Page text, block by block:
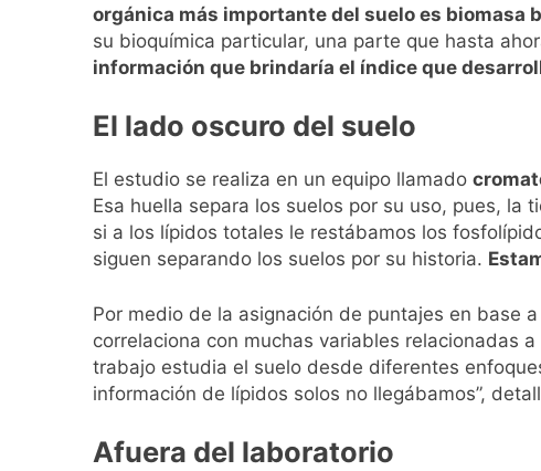
orgánica más importante del suelo es biomasa
su bioquímica particular, una parte que hasta
información que brindaría el índice que
El lado oscuro del suelo
El estudio se realiza en un equipo llamado
Esa huella separa los suelos por su uso, pues,
si a los lípidos totales le restábamos los
siguen separando los suelos por su historia.
Por medio de la asignación de puntajes en base
correlaciona con muchas variables relacionadas
trabajo estudia el suelo desde diferentes
información de lípidos solos no llegábamos”,
Afuera del laboratorio